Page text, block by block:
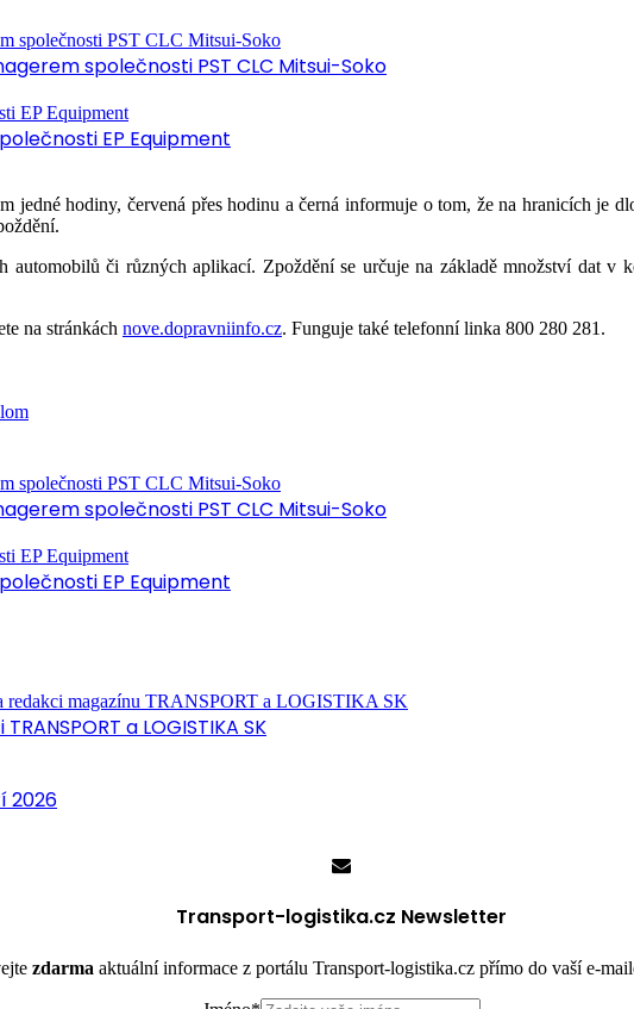
společnosti PST CLC Mitsui-Soko
EP Equipment
jedné hodiny, červená přes hodinu a černá informuje o tom, že na hranicích je
automobilů či různých aplikací. Zpoždění se určuje na základě množství dat
na stránkách nove.dopravniinfo.cz. Funguje také telefonní linka 800 280 281.
společnosti PST CLC Mitsui-Soko
EP Equipment
a LOGISTIKA SK
2026
Transport-logistika.cz Newsletter
zdarma aktuální informace z portálu Transport-logistika.cz přímo do vaší e-